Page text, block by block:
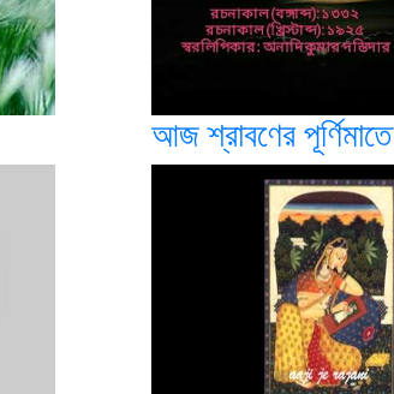
আজ শ্রাবণের পূর্ণিমাতে